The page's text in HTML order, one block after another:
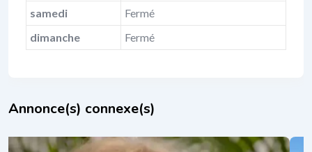
samedi
Fermé
dimanche
Fermé
Annonce(s) connexe(s)